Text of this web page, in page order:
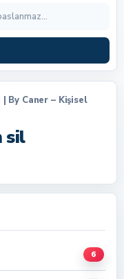
By Caner – Kişisel
sil
6